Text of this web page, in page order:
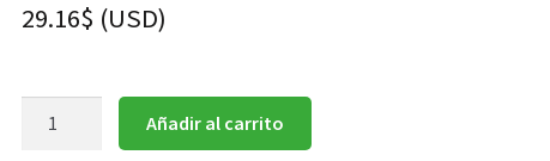
29.16$ (USD)
Añadir al carrito